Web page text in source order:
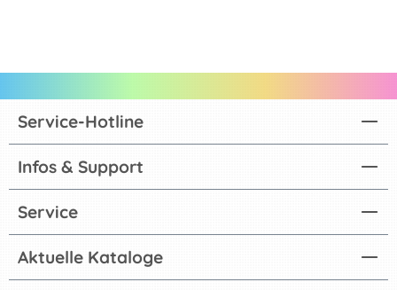
Aktuelle Kataloge
Service-Hotline
Infos & Support
Service